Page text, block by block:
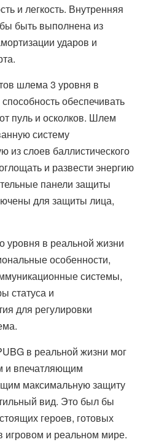
и легкость. Внутренняя
быть выполнена из
ударов и
шлема 3 уровня в
обеспечивать
пуль и осколков. Шлем
систему
из слоев баллистического
и развести энергию
панели защиты
для защиты лица,
уровня в реальной жизни
особенности,
системы,
статуса и
для регулировки
в реальной жизни мог
и впечатляющим
максимальную защиту
вид. Это был бы
героев, готовых
и реальном мире.